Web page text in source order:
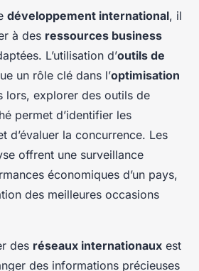
développement international, il
à des ressources business
L’utilisation d’outils de
un rôle clé dans l’optimisation
lors, explorer des outils de
permet d’identifier les
d’évaluer la concurrence. Les
offrent une surveillance
économiques d’un pays,
des meilleures occasions
des réseaux internationaux est
des informations précieuses